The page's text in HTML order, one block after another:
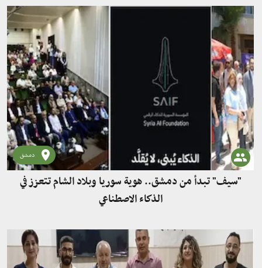
دمشق
"سيف" تبدأ من دمشق.. هوية سوريا وبلاد الشام تتعزز في
الذكاء الاصطناعي